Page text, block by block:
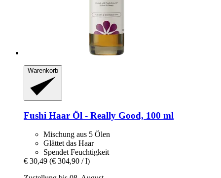
Warenkorb
Fushi Haar Öl -​ Really Good, 100 ml
Mischung aus 5 Ölen
Glättet das Haar
Spendet Feuchtigkeit
€ 30,49 (€ 304,90 / l)